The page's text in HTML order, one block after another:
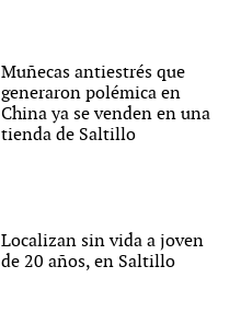
Muñecas antiestrés que
generaron polémica en
China ya se venden en una
tienda de Saltillo
Localizan sin vida a joven
de 20 años, en Saltillo